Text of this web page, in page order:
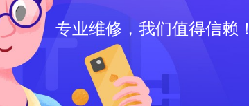
专业维修，我们值得信赖！